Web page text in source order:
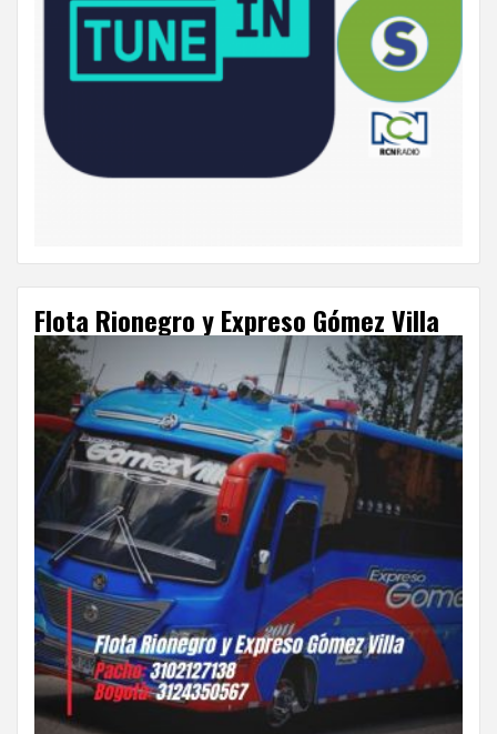
Flota Rionegro y Expreso Gómez Villa